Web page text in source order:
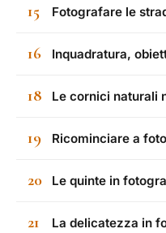
15 Fotografare le
16 Inquadratura,
18 Le cornici naturali
19 Ricominciare a
20 Le quinte in
21 La delicatezza in